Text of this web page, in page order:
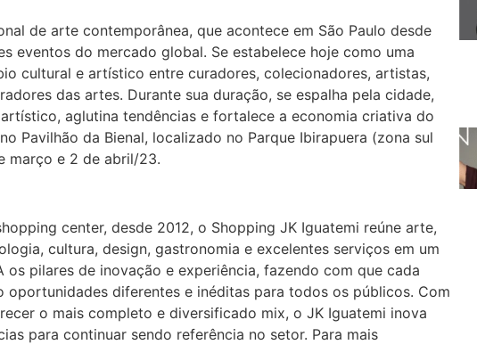
de arte contemporânea, que acontece em São Paulo desde
eventos do mercado global. Se estabelece hoje como uma
cultural e artístico entre curadores, colecionadores, artistas,
das artes. Durante sua duração, se espalha pela cidade,
aglutina tendências e fortalece a economia criativa do
Pavilhão da Bienal, localizado no Parque Ibirapuera (zona sul
março e 2 de abril/23.
center, desde 2012, o Shopping JK Iguatemi reúne arte,
cultura, design, gastronomia e excelentes serviços em um
os pilares de inovação e experiência, fazendo com que cada
oportunidades diferentes e inéditas para todos os públicos. Com
o mais completo e diversificado mix, o JK Iguatemi inova
para continuar sendo referência no setor. Para mais